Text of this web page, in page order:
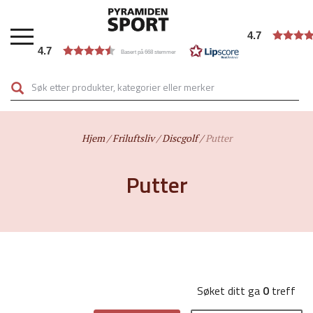
hovedinnhold
4.7 Basert på 668 stemmer
4.7
Hjem Friluftsliv Discgolf Putter
Putter
Søket ditt ga 0 treff